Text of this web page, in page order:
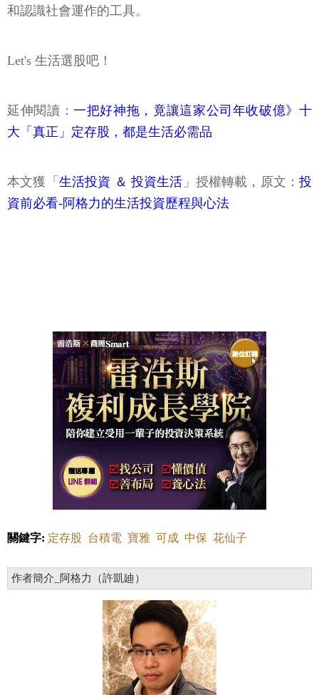
和認識社會運作的工具。
Let's 生活選股吧！
延伸閱讀：一把好神拖，竟讓這家公司年收破億》十
大「真正」定存股，都是生活必需品
本文獲「 生活投資 ＆ 投資生活 」授權轉載，原文：投
資前必看-阿格力的生活投資歷程與心法
關鍵字: 定存股 台積電 寶雅 可成 中保 花仙子
作者簡介_阿格力（許凱廸）